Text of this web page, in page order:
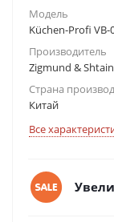
Модель
Küchen-Profi VB-
Производитель
Zigmund & Shtain
Страна
Китай
Все